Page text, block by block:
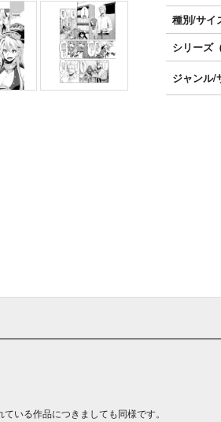
種別/サイ
シリーズ
ジャンル/
いる作品につきましても同様です。